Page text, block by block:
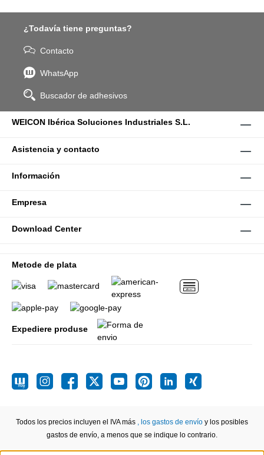
¿Todavía tiene preguntas?
Contacto
WhatsApp
Buscador de adhesivos
WEICON Ibérica Soluciones Industriales S.L.
Asistencia y contacto
Información
Empresa
Download Center
Metode de plata
Expediere produse
Todos los precios incluyen el IVA más , los gastos de envío y los posibles
gastos de envío, a menos que se indique lo contrario.